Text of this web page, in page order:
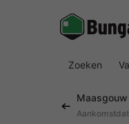
Zoeken
Maasgouw